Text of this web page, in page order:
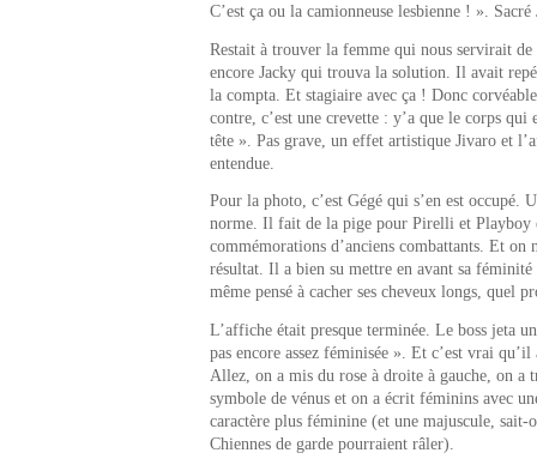
C’est ça ou la camionneuse lesbienne ! ». Sacré
Restait à trouver la femme qui nous servirait de
encore Jacky qui trouva la solution. Il avait
la compta. Et stagiaire avec ça ! Donc
contre, c’est une crevette : y’a que le corps qui
tête ». Pas grave, un effet artistique Jivaro et
entendue.
Pour la photo, c’est Gégé qui s’en est occupé.
norme. Il fait de la pige pour Pirelli et Playboy
commémorations d’anciens combattants. Et on
résultat. Il a bien su mettre en avant sa
même pensé à cacher ses cheveux longs, quel
L’affiche était presque terminée. Le boss jeta
pas encore assez féminisée ». Et c’est vrai
Allez, on a mis du rose à droite à gauche, on a
symbole de vénus et on a écrit féminins avec
caractère plus féminine (et une majuscule, sait-
Chiennes de garde pourraient râler).